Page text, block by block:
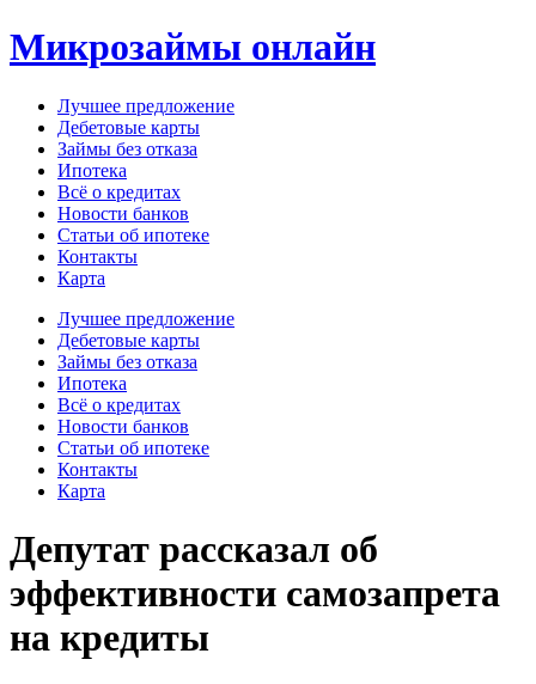
Перейти
к
Микрозаймы онлайн
Лучшее предложение
Дебетовые карты
Займы без отказа
Ипотека
Всё о кредитах
Новости банков
Статьи об ипотеке
Контакты
Карта
Меню Лучшее предложение
Дебетовые карты
Займы без отказа
Ипотека
Всё о кредитах
Новости банков
Статьи об ипотеке
Контакты
Карта
Депутат рассказал об
эффективности самозапрета
на кредиты